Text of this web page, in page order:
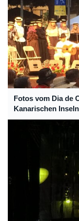
Fotos vom Dia de
Kanarischen Inseln